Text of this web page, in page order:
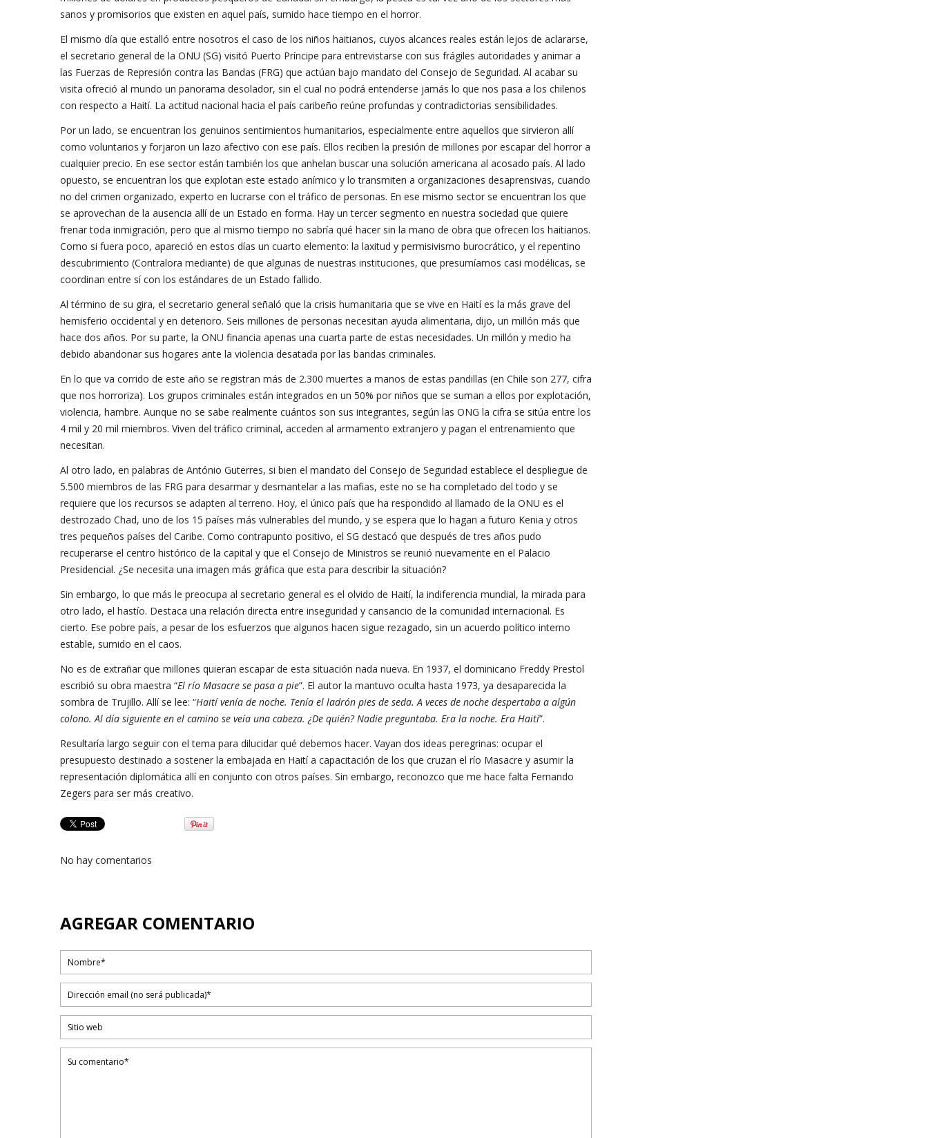
sanos y promisorios que existen en aquel país, sumido hace tiempo en el horror.
El mismo día que estalló entre nosotros el caso de los niños haitianos, cuyos alcances reales están lejos de aclararse,
el secretario general de la ONU (SG) visitó Puerto Príncipe para entrevistarse con sus frágiles autoridades y animar a
las Fuerzas de Represión contra las Bandas (FRG) que actúan bajo mandato del Consejo de Seguridad. Al acabar su
visita ofreció al mundo un panorama desolador, sin el cual no podrá entenderse jamás lo que nos pasa a los chilenos
con respecto a Haití. La actitud nacional hacia el país caribeño reúne profundas y contradictorias sensibilidades.
Por un lado, se encuentran los genuinos sentimientos humanitarios, especialmente entre aquellos que sirvieron allí
como voluntarios y forjaron un lazo afectivo con ese país. Ellos reciben la presión de millones por escapar del horror a
cualquier precio. En ese sector están también los que anhelan buscar una solución americana al acosado país. Al lado
opuesto, se encuentran los que explotan este estado anímico y lo transmiten a organizaciones desaprensivas, cuando
no del crimen organizado, experto en lucrarse con el tráfico de personas. En ese mismo sector se encuentran los que
se aprovechan de la ausencia allí de un Estado en forma. Hay un tercer segmento en nuestra sociedad que quiere
frenar toda inmigración, pero que al mismo tiempo no sabría qué hacer sin la mano de obra que ofrecen los haitianos.
Como si fuera poco, apareció en estos días un cuarto elemento: la laxitud y permisivismo burocrático, y el repentino
descubrimiento (Contralora mediante) de que algunas de nuestras instituciones, que presumíamos casi modélicas, se
coordinan entre sí con los estándares de un Estado fallido.
Al término de su gira, el secretario general señaló que la crisis humanitaria que se vive en Haití es la más grave del
hemisferio occidental y en deterioro. Seis millones de personas necesitan ayuda alimentaria, dijo, un millón más que
hace dos años. Por su parte, la ONU financia apenas una cuarta parte de estas necesidades. Un millón y medio ha
debido abandonar sus hogares ante la violencia desatada por las bandas criminales.
En lo que va corrido de este año se registran más de 2.300 muertes a manos de estas pandillas (en Chile son 277, cifra
que nos horroriza). Los grupos criminales están integrados en un 50% por niños que se suman a ellos por explotación,
violencia, hambre. Aunque no se sabe realmente cuántos son sus integrantes, según las ONG la cifra se sitúa entre los
4 mil y 20 mil miembros. Viven del tráfico criminal, acceden al armamento extranjero y pagan el entrenamiento que
necesitan.
Al otro lado, en palabras de António Guterres, si bien el mandato del Consejo de Seguridad establece el despliegue de
5.500 miembros de las FRG para desarmar y desmantelar a las mafias, este no se ha completado del todo y se
requiere que los recursos se adapten al terreno. Hoy, el único país que ha respondido al llamado de la ONU es el
destrozado Chad, uno de los 15 países más vulnerables del mundo, y se espera que lo hagan a futuro Kenia y otros
tres pequeños países del Caribe. Como contrapunto positivo, el SG destacó que después de tres años pudo
recuperarse el centro histórico de la capital y que el Consejo de Ministros se reunió nuevamente en el Palacio
Presidencial. ¿Se necesita una imagen más gráfica que esta para describir la situación?
Sin embargo, lo que más le preocupa al secretario general es el olvido de Haití, la indiferencia mundial, la mirada para
otro lado, el hastío. Destaca una relación directa entre inseguridad y cansancio de la comunidad internacional. Es
cierto. Ese pobre país, a pesar de los esfuerzos que algunos hacen sigue rezagado, sin un acuerdo político interno
estable, sumido en el caos.
No es de extrañar que millones quieran escapar de esta situación nada nueva. En 1937, el dominicano Freddy Prestol
escribió su obra maestra “El río Masacre se pasa a pie”. El autor la mantuvo oculta hasta 1973, ya desaparecida la
sombra de Trujillo. Allí se lee: “Haití venía de noche. Tenía el ladrón pies de seda. A veces de noche despertaba a algún
colono. Al día siguiente en el camino se veía una cabeza. ¿De quién? Nadie preguntaba. Era la noche. Era Haití”.
Resultaría largo seguir con el tema para dilucidar qué debemos hacer. Vayan dos ideas peregrinas: ocupar el
presupuesto destinado a sostener la embajada en Haití a capacitación de los que cruzan el río Masacre y asumir la
representación diplomática allí en conjunto con otros países. Sin embargo, reconozco que me hace falta Fernando
Zegers para ser más creativo.
No hay comentarios
AGREGAR COMENTARIO